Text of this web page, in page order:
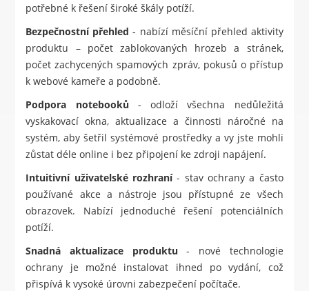
potřebné k řešení široké škály potíží.
Bezpečnostní přehled - nabízí měsíční přehled aktivity
produktu – počet zablokovaných hrozeb a stránek,
počet zachycených spamových zpráv, pokusů o přístup
k webové kameře a podobně.
Podpora notebooků - odloží všechna nedůležitá
vyskakovací okna, aktualizace a činnosti náročné na
systém, aby šetřil systémové prostředky a vy jste mohli
zůstat déle online i bez připojení ke zdroji napájení.
Intuitivní uživatelské rozhraní- stav ochrany a často
používané akce a nástroje jsou přístupné ze všech
obrazovek. Nabízí jednoduché řešení potenciálních
potíží.
Snadná aktualizace produktu - nové technologie
ochrany je možné instalovat ihned po vydání, což
přispívá k vysoké úrovni zabezpečení počítače.